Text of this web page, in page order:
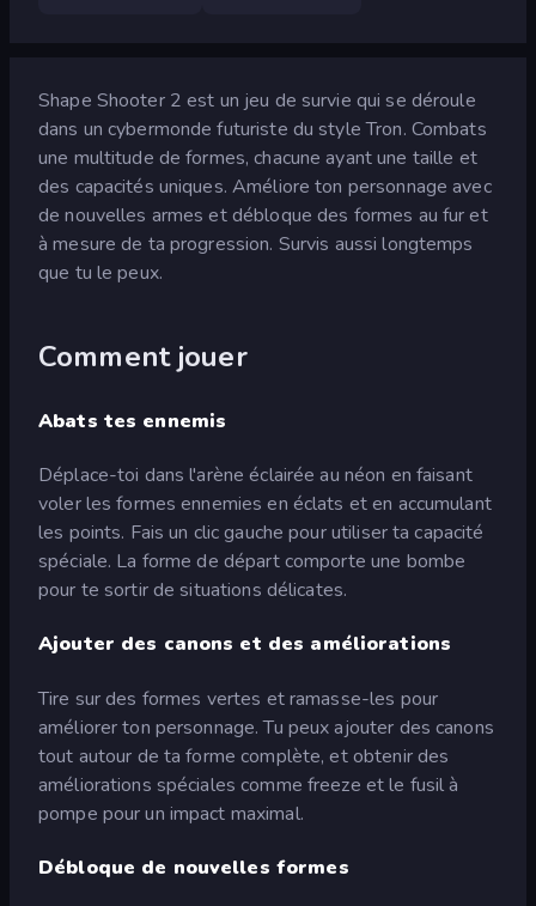
Shape Shooter 2 est un jeu de survie qui se déroule
dans un cybermonde futuriste du style Tron. Combats
une multitude de formes, chacune ayant une taille et
des capacités uniques. Améliore ton personnage avec
de nouvelles armes et débloque des formes au fur et
à mesure de ta progression. Survis aussi longtemps
que tu le peux.
Comment jouer
Abats tes ennemis
Déplace-toi dans l'arène éclairée au néon en faisant
voler les formes ennemies en éclats et en accumulant
les points. Fais un clic gauche pour utiliser ta capacité
spéciale. La forme de départ comporte une bombe
pour te sortir de situations délicates.
Ajouter des canons et des améliorations
Tire sur des formes vertes et ramasse-les pour
améliorer ton personnage. Tu peux ajouter des canons
tout autour de ta forme complète, et obtenir des
améliorations spéciales comme freeze et le fusil à
pompe pour un impact maximal.
Débloque de nouvelles formes